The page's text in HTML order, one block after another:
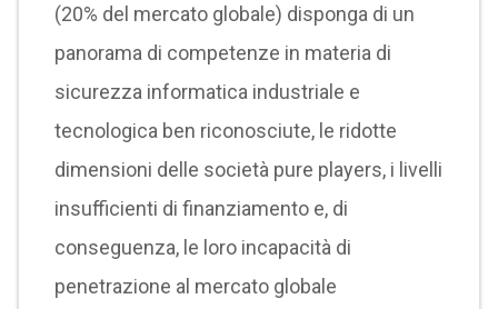
(20% del mercato globale) disponga di un
panorama di competenze in materia di
sicurezza informatica industriale e
tecnologica ben riconosciute, le ridotte
dimensioni delle società pure players, i livelli
insufficienti di finanziamento e, di
conseguenza, le loro incapacità di
penetrazione al mercato globale